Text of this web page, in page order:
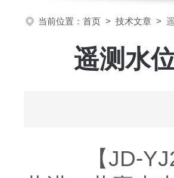
当前位置： 首页 > 技术文章 >
遥测水
【JD-YJ2